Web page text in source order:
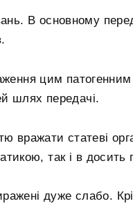
В основному
цим
шлях передачі.
вражати статеві
так і в досить
дуже слабо.